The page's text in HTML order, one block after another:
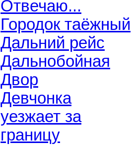
Отвечаю...
Городок таёжный
Дальний рейс
Дальнобойная
Двор
Девчонка
уезжает за
границу